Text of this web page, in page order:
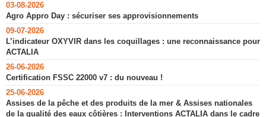
03-08-2026
Agro Appro Day : sécuriser ses approvisionnements
09-07-2026
L’indicateur OXYVIR dans les coquillages : une reconnaissance pour
ACTALIA
26-06-2026
Certification FSSC 22000 v7 : du nouveau !
25-06-2026
Assises de la pêche et des produits de la mer & Assises nationales
de la qualité des eaux côtières : Interventions ACTALIA dans le cadre